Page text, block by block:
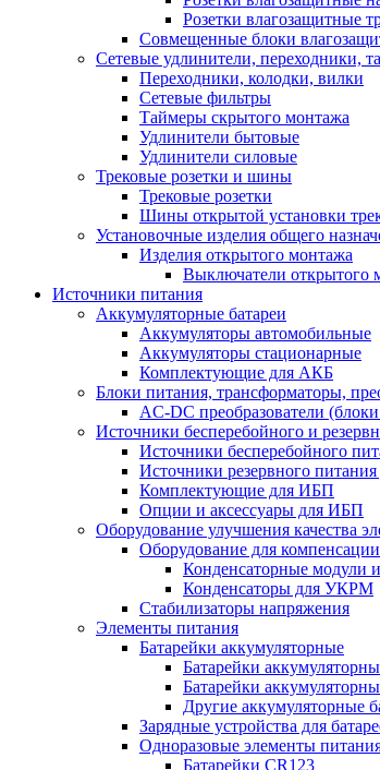
Розетки влагозащитные
Совмещенные блоки
Сетевые удлинители, переходники,
Переходники, колодки, вилки
Сетевые фильтры
Таймеры скрытого монтажа
Удлинители бытовые
Удлинители силовые
Трековые розетки и шины
Трековые розетки
Шины открытой установки
Установочные изделия общего
Изделия открытого монтажа
Выключатели открытого
Источники питания
Аккумуляторные батареи
Аккумуляторы автомобильные
Аккумуляторы стационарные
Комплектующие для АКБ
Блоки питания, трансформаторы,
AC-DC преобразователи
Источники бесперебойного и
Источники бесперебойного
Источники резервного
Комплектующие для ИБП
Опции и аксессуары для ИБП
Оборудование улучшения качества
Оборудование для
Конденсаторные модули
Конденсаторы для УКРМ
Стабилизаторы напряжения
Элементы питания
Батарейки аккумуляторные
Батарейки
Батарейки
Другие аккумуляторные
Зарядные устройства для
Одноразовые элементы
Батарейки CR123